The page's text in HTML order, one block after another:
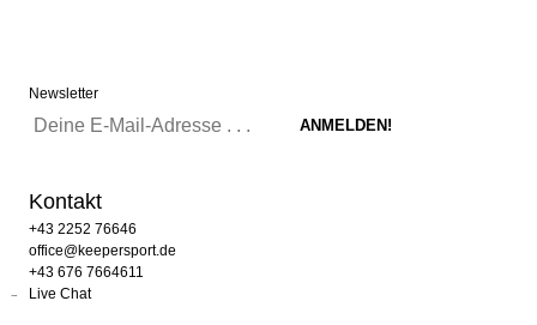
Newsletter
Kontakt
+43 2252 76646
office@keepersport.de
+43 676 7664611
Live Chat